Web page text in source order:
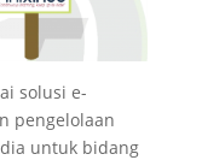
solusi e-
pengelolaan
untuk bidang